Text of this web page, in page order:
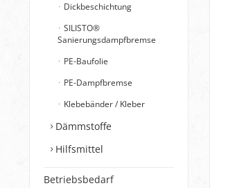
Dickbeschichtung
SILISTO®
Sanierungsdampfbremse
PE-Baufolie
PE-Dampfbremse
Klebebänder / Kleber
Dämmstoffe
Hilfsmittel
Betriebsbedarf